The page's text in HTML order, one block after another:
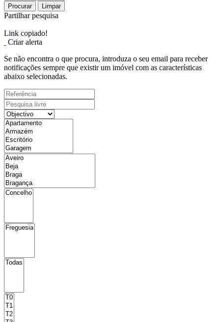
Procurar Limpar
Partilhar pesquisa
Link copiado!
Criar alerta
Se não encontra o que procura, introduza o seu email para receber
notificações sempre que existir um imóvel com as características
abaixo selecionadas.